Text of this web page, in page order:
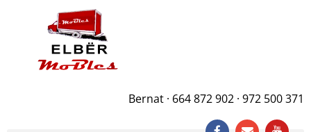
Bernat · 664 872 902 · 972 500 371